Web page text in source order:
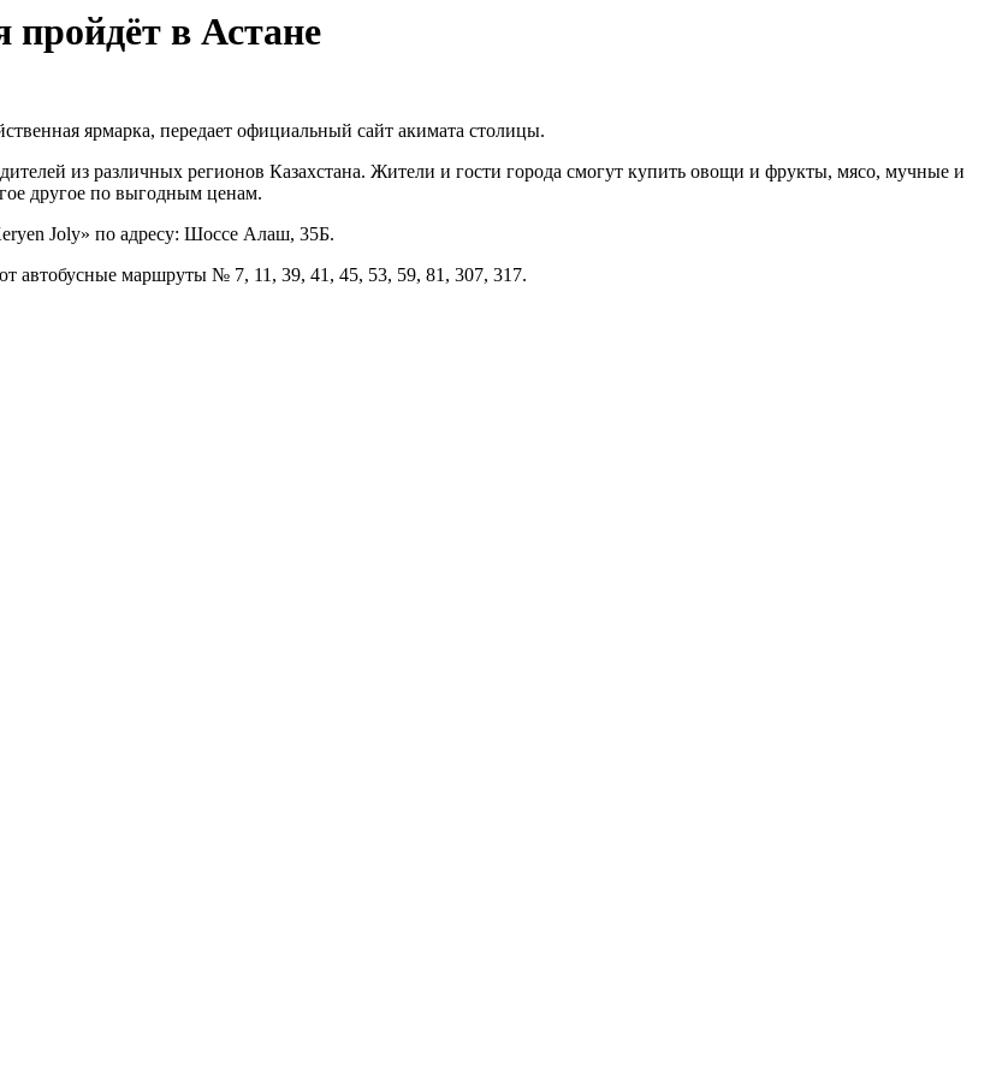
в Астане
ярмарка, передает официальный сайт акимата столицы.
из различных регионов Казахстана. Жители и гости города смогут купить овощи и фрукты, мясо, мучные и
другое по выгодным ценам.
Joly» по адресу: Шоссе Алаш, 35Б.
автобусные маршруты № 7, 11, 39, 41, 45, 53, 59, 81, 307, 317.